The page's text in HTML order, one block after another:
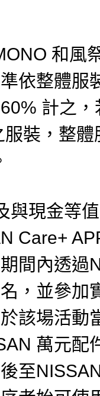
和風
依整體服
計之
裝，整體
與現金等
Care+
間內透過
，並參加
該場活動
萬元配
至